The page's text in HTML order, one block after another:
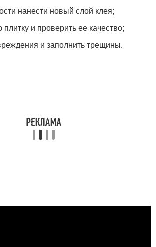
нанести новый слой клея;
и проверить ее качество;
и заполнить трещины.